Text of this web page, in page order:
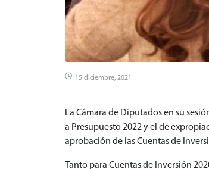
15 diciembre, 2021
La Cámara de Diputados en su
a Presupuesto 2022 y el de
aprobación de las Cuentas de
Tanto para Cuentas de Inversión